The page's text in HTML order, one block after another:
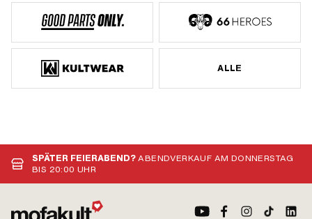
ALLE
SPÄTER FEIERABEND?ABENDVERKAUF AM DONNERSTAG
BIS 20:00 UHR